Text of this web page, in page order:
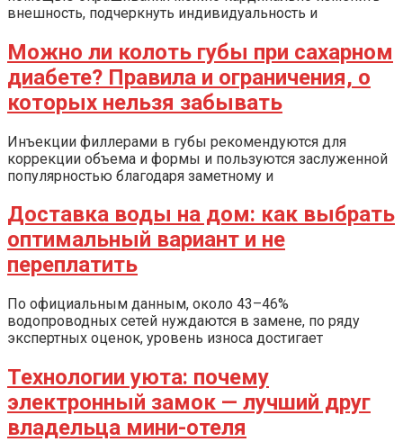
внешность, подчеркнуть индивидуальность и
Можно ли колоть губы при сахарном
диабете? Правила и ограничения, о
которых нельзя забывать
Инъекции филлерами в губы рекомендуются для
коррекции объема и формы и пользуются заслуженной
популярностью благодаря заметному и
Доставка воды на дом: как выбрать
оптимальный вариант и не
переплатить
По официальным данным, около 43–46%
водопроводных сетей нуждаются в замене, по ряду
экспертных оценок, уровень износа достигает
Технологии уюта: почему
электронный замок — лучший друг
владельца мини-отеля